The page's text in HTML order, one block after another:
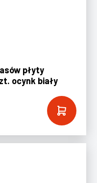
płyty
ocynk biały